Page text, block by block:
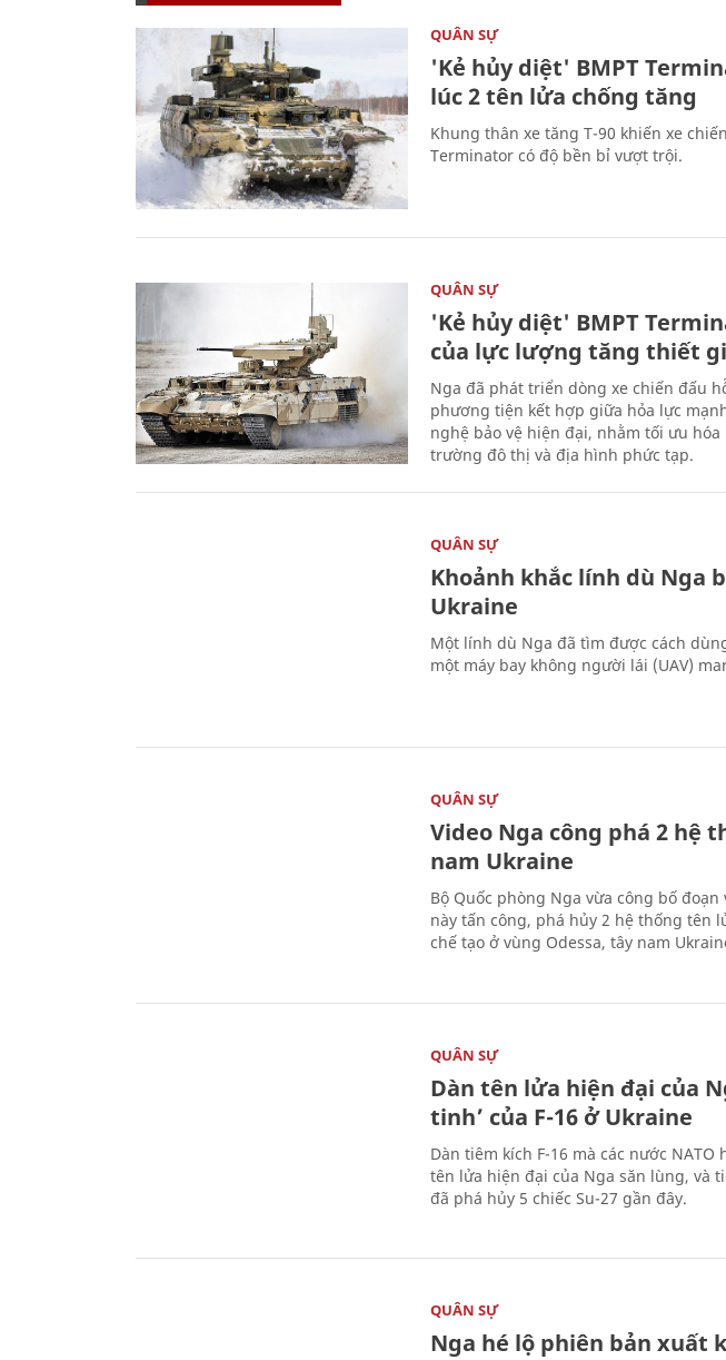
QUÂN SỰ
'Kẻ hủy diệt' BMPT
lúc 2 tên lửa chống tăng
Khung thân xe tăng T-90 khiến xe
Terminator có độ bền bỉ vượt trội.
QUÂN SỰ
'Kẻ hủy diệt' BMPT
của lực lượng tăng thiết
Nga đã phát triển dòng xe chiến đấu
phương tiện kết hợp giữa hỏa lực
nghệ bảo vệ hiện đại, nhằm tối ưu
trường đô thị và địa hình phức tạp.
QUÂN SỰ
Khoảnh khắc lính dù Nga
Ukraine
Một lính dù Nga đã tìm được cách
một máy bay không người lái (UAV)
QUÂN SỰ
Video Nga công phá 2 hệ
nam Ukraine
Bộ Quốc phòng Nga vừa công bố
này tấn công, phá hủy 2 hệ thống tên
chế tạo ở vùng Odessa, tây nam
QUÂN SỰ
Dàn tên lửa hiện đại của
tinh’ của F-16 ở Ukraine
Dàn tiêm kích F-16 mà các nước
tên lửa hiện đại của Nga săn lùng, và
đã phá hủy 5 chiếc Su-27 gần đây.
QUÂN SỰ
Nga hé lộ phiên bản xuất